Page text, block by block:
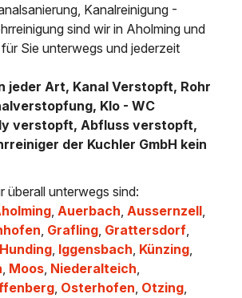
Kanalreinigung -
sind wir in Aholming und
Sie unterwegs und jederzeit
jeder Art, Kanal Verstopft, Rohr
Klo - WC
verstopft, Abfluss verstopft,
der Kuchler GmbH kein
überall unterwegs sind:
,Auerbach,Aussernzell,
, Grafling, Grattersdorf,
Hunding, Iggensbach, Künzing,
, Moos, Niederalteich,
, Osterhofen, Otzing,